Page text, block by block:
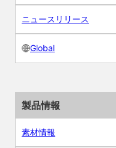
ニュースリリース
Global
製品情報
素材情報